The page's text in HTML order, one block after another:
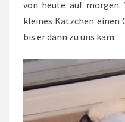
von heute auf morgen.
kleines Kätzchen einen
bis er dann zu uns kam.